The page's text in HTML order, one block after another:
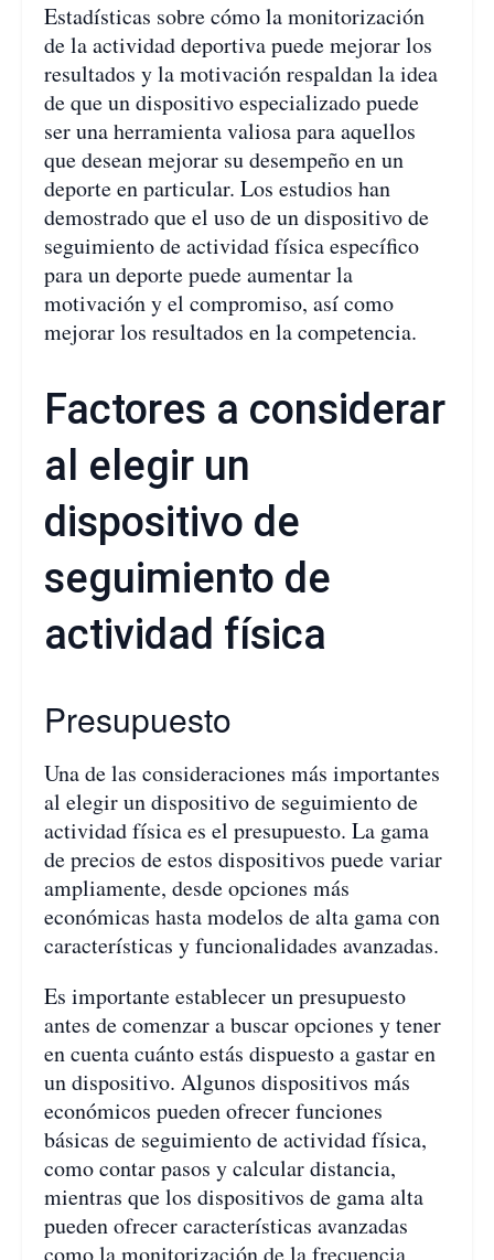
Estadísticas sobre cómo la monitorización
de la actividad deportiva puede mejorar los
resultados y la motivación respaldan la idea
de que un dispositivo especializado puede
ser una herramienta valiosa para aquellos
que desean mejorar su desempeño en un
deporte en particular. Los estudios han
demostrado que el uso de un dispositivo de
seguimiento de actividad física específico
para un deporte puede aumentar la
motivación y el compromiso, así como
mejorar los resultados en la competencia.
Factores a considerar
al elegir un
dispositivo de
seguimiento de
actividad física
Presupuesto
Una de las consideraciones más importantes
al elegir un dispositivo de seguimiento de
actividad física es el presupuesto. La gama
de precios de estos dispositivos puede variar
ampliamente, desde opciones más
económicas hasta modelos de alta gama con
características y funcionalidades avanzadas.
Es importante establecer un presupuesto
antes de comenzar a buscar opciones y tener
en cuenta cuánto estás dispuesto a gastar en
un dispositivo. Algunos dispositivos más
económicos pueden ofrecer funciones
básicas de seguimiento de actividad física,
como contar pasos y calcular distancia,
mientras que los dispositivos de gama alta
pueden ofrecer características avanzadas
como la monitorización de la frecuencia